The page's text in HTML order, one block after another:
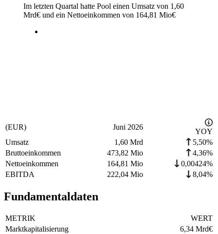
Im letzten Quartal hatte Pool einen Umsatz von 1,60
Mrd€ und ein Nettoeinkommen von 164,81 Mio€
(EUR) Juni 2026
YOY
Umsatz
1,60 Mrd
5,50%
Bruttoeinkommen
473,82 Mio
4,36%
Nettoeinkommen
164,81 Mio
0,00424%
EBITDA
222,04 Mio 8,04%
Fundamentaldaten
METRIK
WERT
Marktkapitalisierung
6,34 Mrd€